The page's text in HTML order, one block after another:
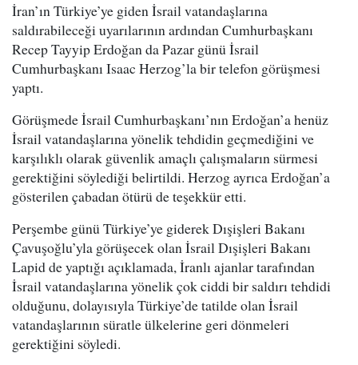
İran’ın Türkiye’ye giden İsrail vatandaşlarına
saldırabileceği uyarılarının ardından Cumhurbaşkanı
Recep Tayyip Erdoğan da Pazar günü İsrail
Cumhurbaşkanı Isaac Herzog’la bir telefon görüşmesi
yaptı.
Görüşmede İsrail Cumhurbaşkanı’nın Erdoğan’a henüz
İsrail vatandaşlarına yönelik tehdidin geçmediğini ve
karşılıklı olarak güvenlik amaçlı çalışmaların sürmesi
gerektiğini söylediği belirtildi. Herzog ayrıca Erdoğan’a
gösterilen çabadan ötürü de teşekkür etti.
Perşembe günü Türkiye’ye giderek Dışişleri Bakanı
Çavuşoğlu’yla görüşecek olan İsrail Dışişleri Bakanı
Lapid de yaptığı açıklamada, İranlı ajanlar tarafından
İsrail vatandaşlarına yönelik çok ciddi bir saldırı tehdidi
olduğunu, dolayısıyla Türkiye’de tatilde olan İsrail
vatandaşlarının süratle ülkelerine geri dönmeleri
gerektiğini söyledi.